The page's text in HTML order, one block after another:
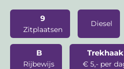
Home
Personenbus
Bestelbus
9
Zitplaatsen
Diesel
B
Rijbewijs
Trekhaak
€ 5,- per